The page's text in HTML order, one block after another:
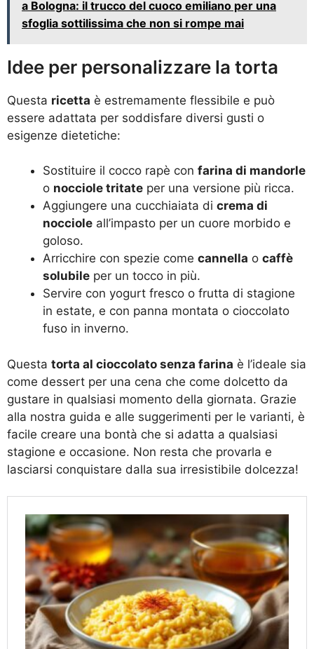
a Bologna: il trucco del cuoco emiliano per una
sfoglia sottilissima che non si rompe mai
Idee per personalizzare la torta
Questa ricetta è estremamente flessibile e può
essere adattata per soddisfare diversi gusti o
esigenze dietetiche:
Sostituire il cocco rapè con farina di mandorle
o nocciole tritate per una versione più ricca.
Aggiungere una cucchiaiata di crema di
nocciole all’impasto per un cuore morbido e
goloso.
Arricchire con spezie come cannella o caffè
solubile per un tocco in più.
Servire con yogurt fresco o frutta di stagione
in estate, e con panna montata o cioccolato
fuso in inverno.
Questa torta al cioccolato senza farina è l’ideale sia
come dessert per una cena che come dolcetto da
gustare in qualsiasi momento della giornata. Grazie
alla nostra guida e alle suggerimenti per le varianti, è
facile creare una bontà che si adatta a qualsiasi
stagione e occasione. Non resta che provarla e
lasciarsi conquistare dalla sua irresistibile dolcezza!